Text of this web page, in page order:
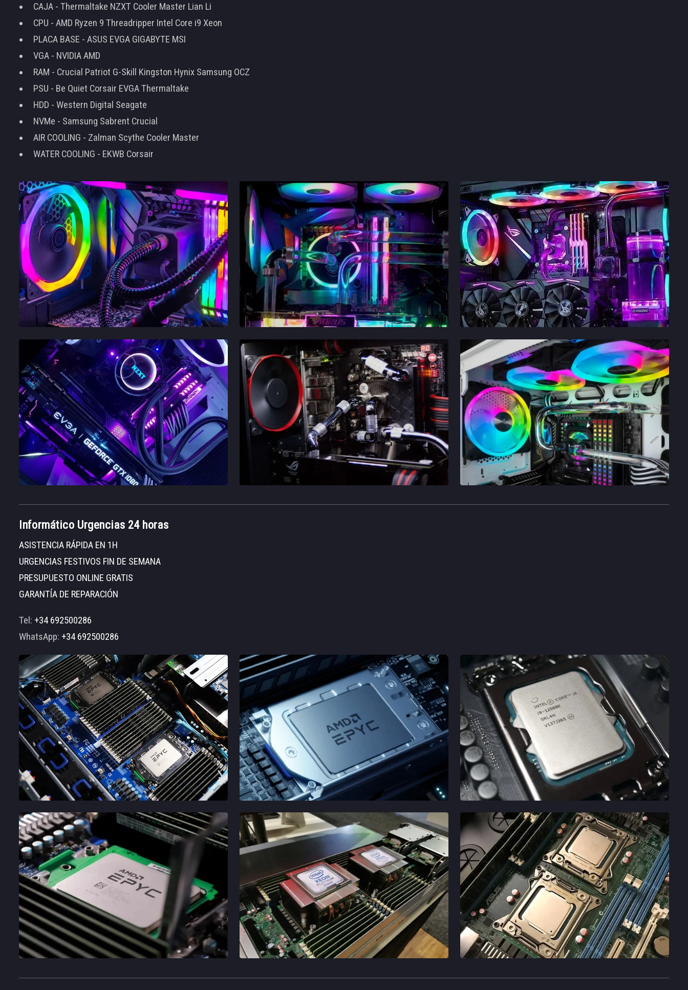
CAJA - Thermaltake NZXT Cooler Master Lian Li
CPU - AMD Ryzen 9 Threadripper Intel Core i9 Xeon
PLACA BASE - ASUS EVGA GIGABYTE MSI
VGA - NVIDIA AMD
RAM - Crucial Patriot G-Skill Kingston Hynix Samsung OCZ
PSU - Be Quiet Corsair EVGA Thermaltake
HDD - Western Digital Seagate
NVMe - Samsung Sabrent Crucial
AIR COOLING - Zalman Scythe Cooler Master
WATER COOLING - EKWB Corsair
Informático Urgencias 24 horas
ASISTENCIA RÁPIDA EN 1H
URGENCIAS FESTIVOS FIN DE SEMANA
PRESUPUESTO ONLINE GRATIS
GARANTÍA DE REPARACIÓN
Tel: +34 692500286
WhatsApp: +34 692500286